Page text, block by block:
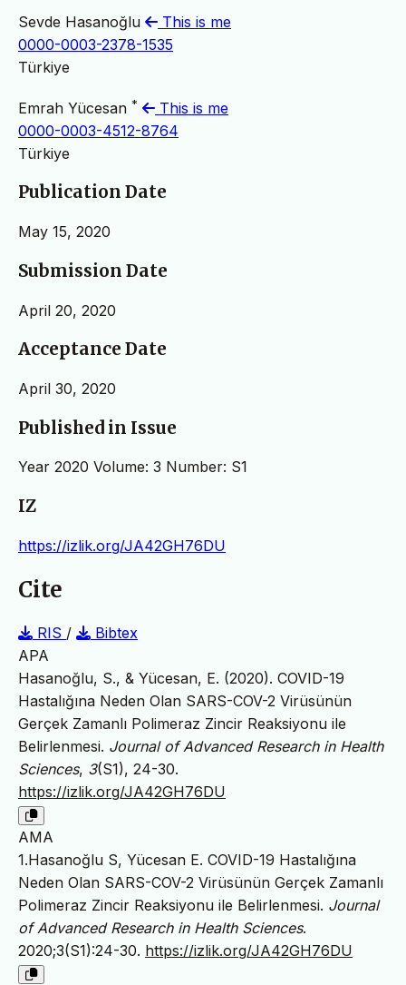
Sevde Hasanoğlu
This is me
0000-0003-2378-1535
Türkiye
Emrah Yücesan *
This is me
0000-0003-4512-8764
Türkiye
Publication Date
May 15, 2020
Submission Date
April 20, 2020
Acceptance Date
April 30, 2020
Published in Issue
Year 2020 Volume: 3 Number: S1
IZ
https://izlik.org/JA42GH76DU
Cite
RIS /
Bibtex
APA
Hasanoğlu, S., & Yücesan, E. (2020). COVID-19
Hastalığına Neden Olan SARS-COV-2 Virüsünün
Gerçek Zamanlı Polimeraz Zincir Reaksiyonu ile
Belirlenmesi. Journal of Advanced Research in Health
Sciences, 3(S1), 24-30.
https://izlik.org/JA42GH76DU
AMA
1.Hasanoğlu S, Yücesan E. COVID-19 Hastalığına
Neden Olan SARS-COV-2 Virüsünün Gerçek Zamanlı
Polimeraz Zincir Reaksiyonu ile Belirlenmesi. Journal
of Advanced Research in Health Sciences.
2020;3(S1):24-30. https://izlik.org/JA42GH76DU